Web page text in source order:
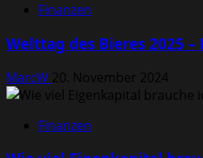
Finanzen
Welttag des Bieres 2025
MarcW 20. November 2024
Finanzen